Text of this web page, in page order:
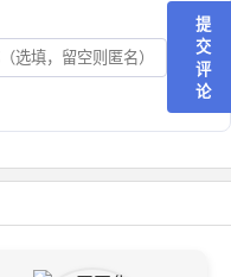
提
交
评
论